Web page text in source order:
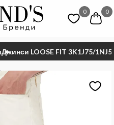
0 0
Джинси LOOSE FIT 3K1J75/